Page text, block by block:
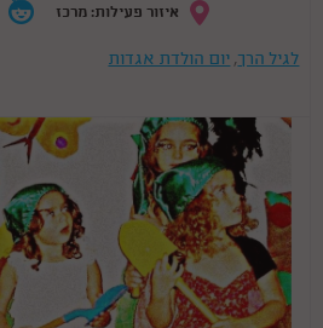
איזור פעילות: מרכז
לגיל הרך, יום הולדת אגדות